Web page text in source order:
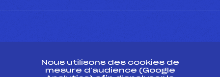
Nous utilisons des cookies de
mesure d’audience (Google